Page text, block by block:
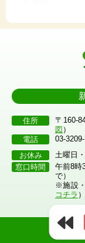
住所 〒160-
図 ）
電話
03-
お休み
土曜日
窓口時間
午前8時
で）
※施設
コチラ ）